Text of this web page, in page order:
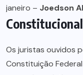
janeiro – Joedson
Os juristas ouvidos
Constituição